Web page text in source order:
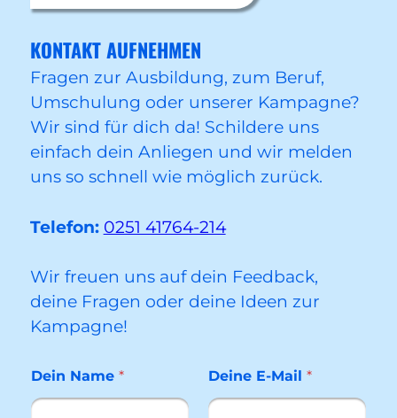
KONTAKT AUFNEHMEN
Fragen zur Ausbildung, zum Beruf,
Umschulung oder unserer Kampagne?
Wir sind für dich da! Schildere uns
einfach dein Anliegen und wir melden
uns so schnell wie möglich zurück.
Telefon: 0251 41764-214
Wir freuen uns auf dein Feedback,
deine Fragen oder deine Ideen zur
Kampagne!
Dein Name * Deine E-Mail *